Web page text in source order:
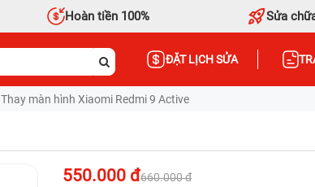
Hoàn tiền 100% Sửa
ĐẶT LỊCH SỬA
Thay màn hình Xiaomi Redmi 9 Active
550.000 đ660.000 đ